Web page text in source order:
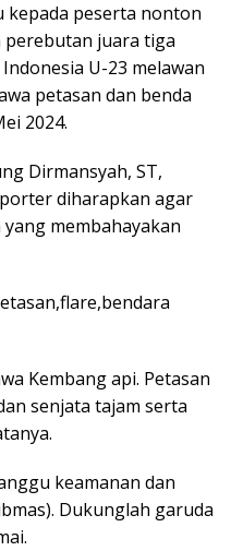
kepada peserta nonton
juara tiga
U-23 melawan
petasan dan benda
2024.
Dirmansyah, ST,
diharapkan agar
membahayakan
Kembang api. Petasan
senjata tajam serta
keamanan dan
Dukunglah garuda